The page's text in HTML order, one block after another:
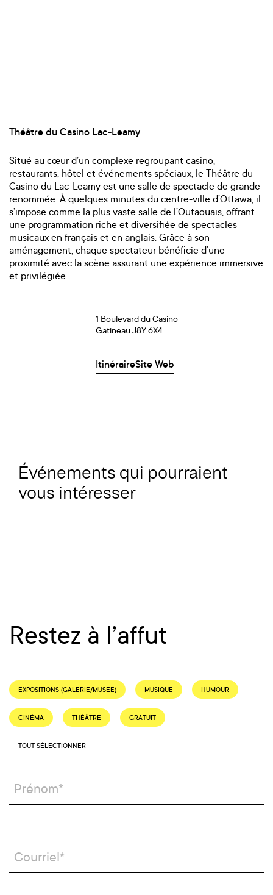
Théâtre du Casino Lac-Leamy
Situé au cœur d’un complexe regroupant casino,
restaurants, hôtel et événements spéciaux, le Théâtre du
Casino du Lac-Leamy est une salle de spectacle de grande
renommée. À quelques minutes du centre-ville d’Ottawa, il
s’impose comme la plus vaste salle de l’Outaouais, offrant
une programmation riche et diversifiée de spectacles
musicaux en français et en anglais. Grâce à son
aménagement, chaque spectateur bénéficie d’une
proximité avec la scène assurant une expérience immersive
et privilégiée.
1 Boulevard du Casino
Gatineau J8Y 6X4
ItinéraireSite Web
Événements qui pourraient
vous intéresser
Restez à l’affut
EXPOSITIONS (GALERIE/MUSÉE) MUSIQUE HUMOUR
CINÉMA THÉÂTRE GRATUIT
TOUT SÉLECTIONNER